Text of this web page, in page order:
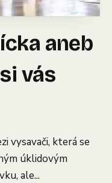
aneb
vás
vysavači, která se
úklidovým
ale...